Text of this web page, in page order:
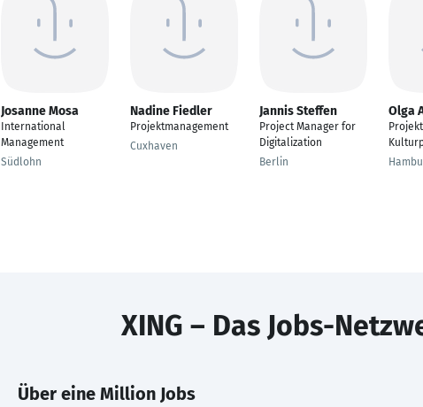
Josanne Mosa
International
Management
Südlohn
Nadine Fiedler
Projektmanagement
Cuxhaven
Jannis Steffen
Project Manager for
Digitalization
Berlin
Olga
XING – Das Jobs-
Über eine Million Jobs